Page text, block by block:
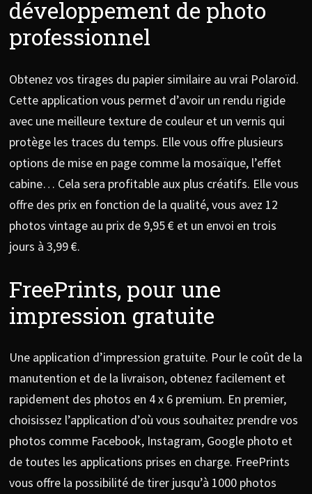
développement de photo
professionnel
Obtenez vos tirages du papier similaire au vrai Polaroïd.
Cette application vous permet d’avoir un rendu rigide
avec une meilleure texture de couleur et un vernis qui
protège les traces du temps. Elle vous offre plusieurs
options de mise en page comme la mosaïque, l’effet
cabine… Cela sera profitable aux plus créatifs. Elle vous
offre des prix en fonction de la qualité, vous avez 12
photos vintage au prix de 9,95 € et un envoi en trois
jours à 3,99 €.
FreePrints, pour une
impression gratuite
Une application d’impression gratuite. Pour le coût de la
manutention et de la livraison, obtenez facilement et
rapidement des photos en 4 x 6 premium. En premier,
choisissez l’application d’où vous souhaitez prendre vos
photos comme Facebook, Instagram, Google photo et
de toutes les applications prises en charge. FreePrints
vous offre la possibilité de tirer jusqu’à 1000 photos